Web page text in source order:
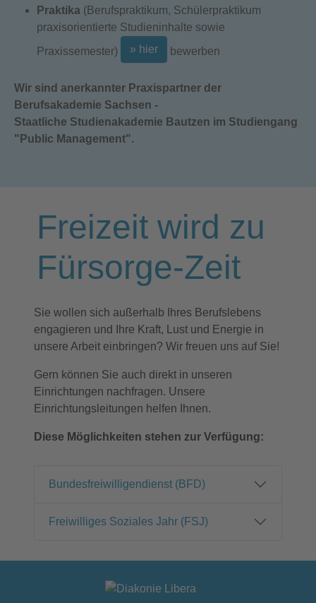
Praktika (Berufspraktikum, Schülerpraktikum
praxisorientierte Studieninhalte sowie
Praxissemester) » hier bewerben
Wir sind anerkannter Praxispartner der
Berufsakademie Sachsen -
Staatliche Studienakademie Bautzen im Studiengang
"Public Management".
Freizeit wird zu
Fürsorge-Zeit
Sie wollen sich außerhalb Ihres Berufslebens
engagieren und Ihre Kraft, Lust und Energie in
unsere Arbeit einbringen? Wir freuen uns auf Sie!
Gern können Sie auch direkt in unseren
Einrichtungen nachfragen. Unsere
Einrichtungsleitungen helfen Ihnen.
Diese Möglichkeiten stehen zur Verfügung:
Bundesfreiwilligendienst (BFD)
Freiwilliges Soziales Jahr (FSJ)